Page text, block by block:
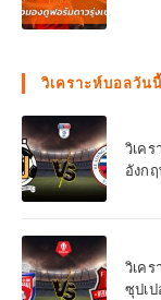
วิเคราะห์บอลวัน
วิเค
อังก
วิเค
ซุปเ